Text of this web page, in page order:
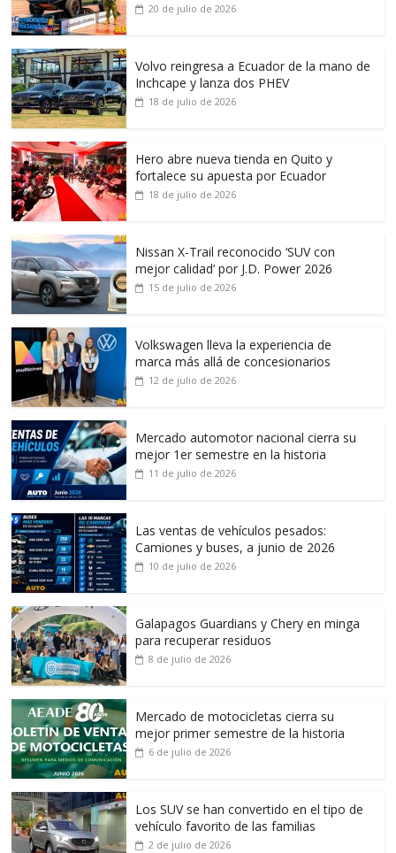
20 de julio de 2026
Volvo reingresa a Ecuador de la mano de
Inchcape y lanza dos PHEV
18 de julio de 2026
Hero abre nueva tienda en Quito y
fortalece su apuesta por Ecuador
18 de julio de 2026
Nissan X-Trail reconocido ‘SUV con
mejor calidad’ por J.D. Power 2026
15 de julio de 2026
Volkswagen lleva la experiencia de
marca más allá de concesionarios
12 de julio de 2026
Mercado automotor nacional cierra su
mejor 1er semestre en la historia
11 de julio de 2026
Las ventas de vehículos pesados:
Camiones y buses, a junio de 2026
10 de julio de 2026
Galapagos Guardians y Chery en minga
para recuperar residuos
8 de julio de 2026
Mercado de motocicletas cierra su
mejor primer semestre de la historia
6 de julio de 2026
Los SUV se han convertido en el tipo de
vehículo favorito de las familias
2 de julio de 2026